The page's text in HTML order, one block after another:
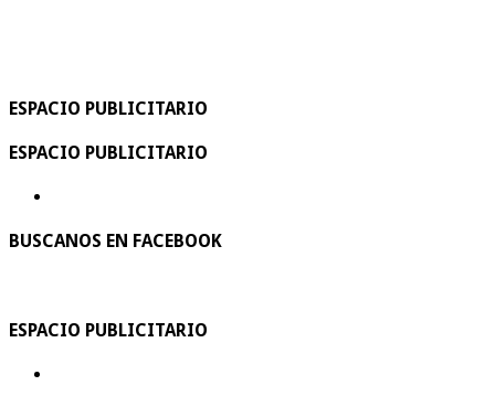
ESPACIO PUBLICITARIO
ESPACIO PUBLICITARIO
BUSCANOS EN FACEBOOK
ESPACIO PUBLICITARIO